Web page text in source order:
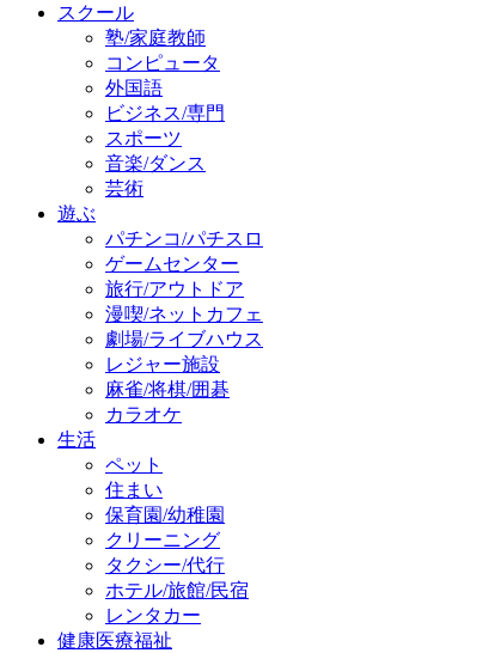
スクール
塾/家庭教師
コンピュータ
外国語
ビジネス/専門
スポーツ
音楽/ダンス
芸術
遊ぶ
パチンコ/パチスロ
ゲームセンター
旅行/アウトドア
漫喫/ネットカフェ
劇場/ライブハウス
レジャー施設
麻雀/将棋/囲碁
カラオケ
生活
ペット
住まい
保育園/幼稚園
クリーニング
タクシー/代行
ホテル/旅館/民宿
レンタカー
健康医療福祉